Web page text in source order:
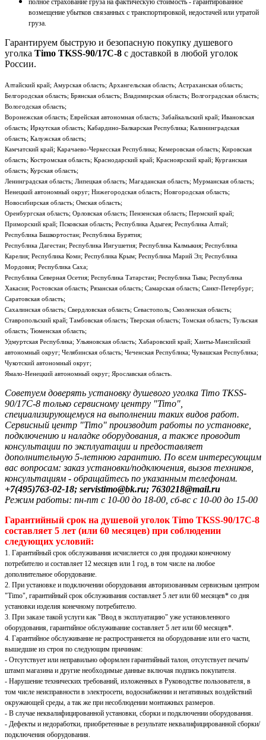
полное страхование груза на фактическую стоимость - гарантированное
возмещение убытков связанных с транспортировкой, недостачей или утратой
груза.
Гарантируем быструю и безопасную покупку душевого
уголка Timo TKSS-90/17C-8 с доставкой в любой уголок
России.
Алтайский край; Амурская область; Архангельская область; Астраханская область;
Белгородская область; Брянская область; Владимирская область; Волгоградская область;
Вологодская область;
Воронежская область; Еврейская автономная область; Забайкальский край; Ивановская
область; Иркутская область; Кабардино-Балкарская Республика; Калининградская
область; Калужская область;
Камчатский край; Карачаево-Черкесская Республика; Кемеровская область; Кировская
область; Костромская область; Краснодарский край; Красноярский край; Курганская
область; Курская область;
Ленинградская область; Липецкая область; Магаданская область; Мурманская область;
Ненецкий автономный округ; Нижегородская область; Новгородская область;
Новосибирская область; Омская область;
Оренбургская область; Орловская область; Пензенская область; Пермский край;
Приморский край; Псковская область; Республика Адыгея; Республика Алтай;
Республика Башкортостан; Республика Бурятия;
Республика Дагестан; Республика Ингушетия; Республика Калмыкия; Республика
Карелия; Республика Коми; Республика Крым; Республика Марий Эл; Республика
Мордовия; Республика Саха;
Республика Северная Осетия; Республика Татарстан; Республика Тыва; Республика
Хакасия; Ростовская область; Рязанская область; Самарская область; Санкт-Петербург;
Саратовская область;
Сахалинская область; Свердловская область; Севастополь; Смоленская область;
Ставропольский край; Тамбовская область; Тверская область; Томская область; Тульская
область; Тюменская область;
Удмуртская Республика; Ульяновская область; Хабаровский край; Ханты-Мансийский
автономный округ; Челябинская область; Чеченская Республика; Чувашская Республика;
Чукотский автономный округ;
Ямало-Ненецкий автономный округ; Ярославская область.
Советуем доверять установку душевого уголка Timo TKSS-
90/17C-8 только сервисному центру "Timo",
специализирующемуся на выполнении таких видов работ.
Сервисный центр "Timo" производит работы по установке,
подключению и наладке оборудования, а также проводит
консультации по эксплуатации и предоставляет
дополнительную 5-летнюю гарантию. По всем интересующим
вас вопросам: заказ установки/подключения, вызов техников,
консультациям - обращайтесь по указанным телефонам.
+7(495)763-02-18; servistimo@bk.ru; 7630218@mail.ru
Режим работы: пн-пт с 10-00 до 18-00, сб-вс с 10-00 до 15-00
Гарантийный срок на душевой уголок Timo TKSS-90/17C-8
составляет 5 лет (или 60 месяцев) при соблюдении
следующих условий:
1. Гарантийный срок обслуживания исчисляется со дня продажи конечному
потребителю и составляет 12 месяцев или 1 год, в том числе на любое
дополнительное оборудование.
2. При установке и подключении оборудования авторизованным сервисным центром
"Timo", гарантийный срок обслуживания составляет 5 лет или 60 месяцев* со дня
установки изделия конечному потребителю.
3. При заказе такой услуги как "Ввод в эксплуатацию" уже установленного
оборудования, гарантийное обслуживание составляет 5 лет или 60 месяцев*.
4. Гарантийное обслуживание не распространяется на оборудование или его части,
вышедшие из строя по следующим причинам:
- Отсутствует или неправильно оформлен гарантийный талон, отсутствует печать/
штамп магазина и другие необходимые данные включая подпись покупателя.
- Нарушение технических требований, изложенных в Руководстве пользователя, в
том числе неисправности в электросети, водоснабжении и негативных воздействий
окружающей среды, а так же при несоблюдении монтажных размеров.
- В случае неквалифицированной установки, сборки и подключении оборудования.
- Дефекты и недоработки, приобретенные в результате неквалифицированной сборки/
подключения оборудования.